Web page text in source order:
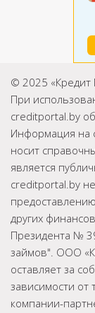
© 2025 «Кредит
При
creditportal.by
Информация на
носит
является
creditportal.by
других
Президента №
займов". ООО
оставляет за
зависимости от
компании-